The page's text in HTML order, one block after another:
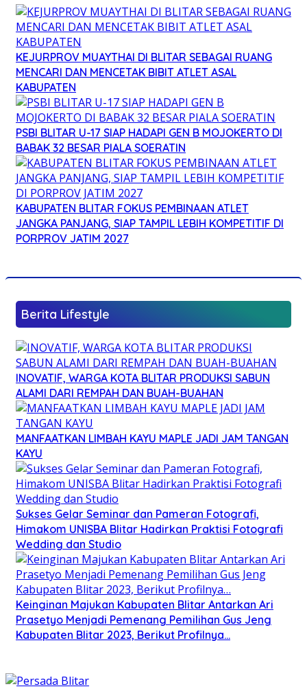
KEJURPROV MUAYTHAI DI BLITAR SEBAGAI RUANG
MENCARI DAN MENCETAK BIBIT ATLET ASAL
KABUPATEN
PSBI BLITAR U-17 SIAP HADAPI GEN B MOJOKERTO DI
BABAK 32 BESAR PIALA SOERATIN
KABUPATEN BLITAR FOKUS PEMBINAAN ATLET
JANGKA PANJANG, SIAP TAMPIL LEBIH KOMPETITIF DI
PORPROV JATIM 2027
Berita Lifestyle
INOVATIF, WARGA KOTA BLITAR PRODUKSI SABUN
ALAMI DARI REMPAH DAN BUAH-BUAHAN
MANFAATKAN LIMBAH KAYU MAPLE JADI JAM TANGAN
KAYU
Sukses Gelar Seminar dan Pameran Fotografi,
Himakom UNISBA Blitar Hadirkan Praktisi Fotografi
Wedding dan Studio
Keinginan Majukan Kabupaten Blitar Antarkan Ari
Prasetyo Menjadi Pemenang Pemilihan Gus Jeng
Kabupaten Blitar 2023, Berikut Profilnya…